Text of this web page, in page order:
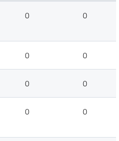
0 0
0 0
0 0
0 0